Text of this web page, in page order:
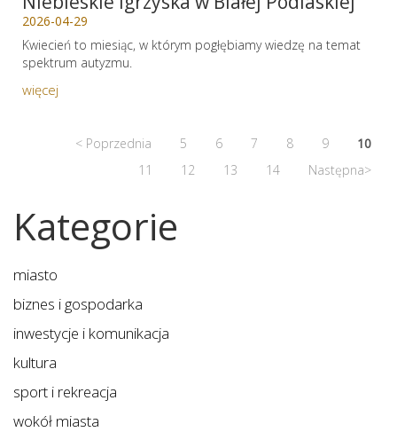
2026-04-29
Kwiecień to miesiąc, w którym pogłębiamy wiedzę na temat
spektrum autyzmu.
więcej
< Poprzednia 5 6 7 8 9
10
11
12 13 14 Następna>
Kategorie
miasto
biznes i gospodarka
inwestycje i komunikacja
kultura
sport i rekreacja
wokół miasta